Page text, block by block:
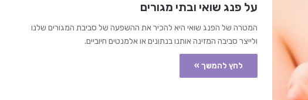
על פנג שואי ובתי מגורים
המטרה של הפנג שואי היא להכיר את ההשפעה של סביבת המגורים שלנו
ולייצר סביבה המזינה אותנו בנתונים או אלמנטים חיוביים.
לחץ להמשך »